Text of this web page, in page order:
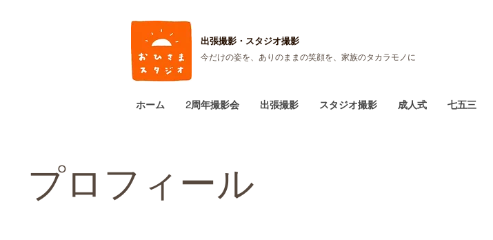
出張撮影・ スタジオ撮影
今だけの姿を、ありのままの笑顔を、家族のタカラモノに
ホーム 2周年撮影会 出張撮影 スタジオ撮影 成人式 七五三
プロフィール